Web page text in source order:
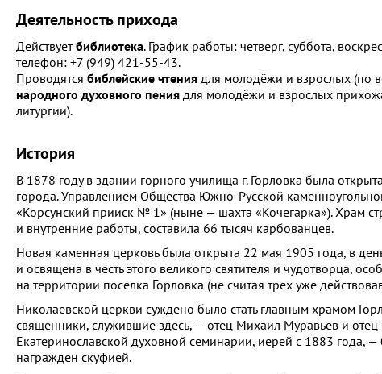
Деятельность прихода
Действуетбиблиотека. График работы: четверг, суббота,
телефон: +7 (949) 421-55-43.
Проводятся библейские чтения для молодёжи и взрослых (по
народного духовного пения для молодёжи и взрослых
литургии).
История
В 1878 году в здании горного училища г. Горловка была
города. Управлением Общества Южно-Русской
«Корсунский прииск № 1» (ныне — шахта «Кочегарка»). Храм
и внутренние работы, составила 66 тысяч карбованцев.
Новая каменная церковь была открыта 22 мая 1905 года, в
и освящена в честь этого великого святителя и чудотворца,
на территории поселка Горловка (не считая трех уже
Николаевской церкви суждено было стать главным храмом
священники, служившие здесь, — отец Михаил Муравьев и
Екатеринославской духовной семинарии, иерей с 1883 года,
награжден скуфией.